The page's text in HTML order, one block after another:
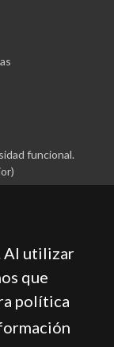
funcional.
Servicios y
Al utilizar
que
política